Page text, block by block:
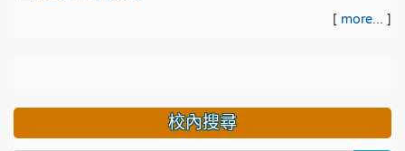
[ more... ]
校內搜尋